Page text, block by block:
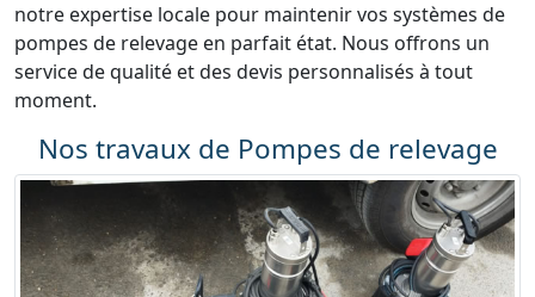
notre expertise locale pour maintenir vos systèmes de
pompes de relevage en parfait état. Nous offrons un
service de qualité et des devis personnalisés à tout
moment.
Nos travaux de Pompes de relevage